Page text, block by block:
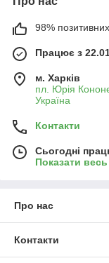
98% позитивних
Працює з
м. Харків
пл. Юрія
Україна
Контакти
Сьогодні
Показати
Про нас
Контакти